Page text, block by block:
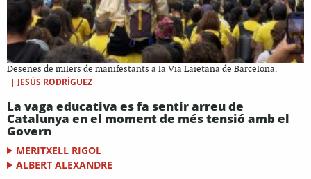
Desenes de milers de manifestants a la Via Laietana de Barcelona.
| JESÚS RODRÍGUEZ
La vaga educativa es fa sentir arreu de
Catalunya en el moment de més tensió amb el
Govern
MERITXELL RIGOL
ALBERT ALEXANDRE